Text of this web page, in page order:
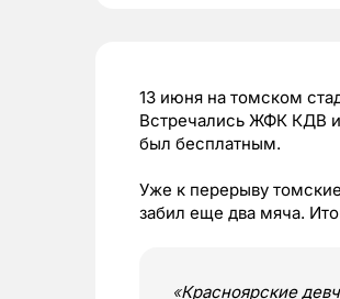
13 июня на томском
Встречались ЖФК КДВ и
был бесплатным.
Уже к перерыву
забил еще два мяча.
«Красноярские